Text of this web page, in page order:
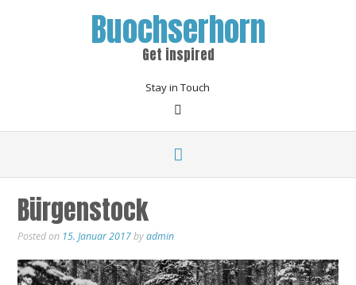
Buochserhorn
Get inspired
Stay in Touch
Bürgenstock
Posted on 15. Januar 2017byadmin